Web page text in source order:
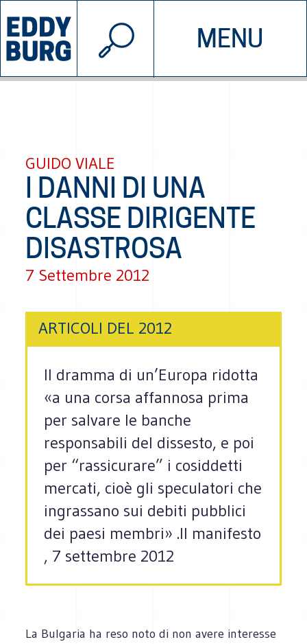
MENU
INIZIATIVE CHI SIAMO
© 2026 EDDYBURG
GUIDO VIALE
I DANNI DI UNA
CLASSE DIRIGENTE
DISASTROSA
7 Settembre 2012
ARTICOLI DEL 2012
Il dramma di un’Europa ridotta
«a una corsa affannosa prima
per salvare le banche
responsabili del dissesto, e poi
per “rassicurare” i cosiddetti
mercati, cioè gli speculatori che
ingrassano sui debiti pubblici
dei paesi membri» .Il manifesto
, 7 settembre 2012
La Bulgaria ha reso noto di non avere interesse